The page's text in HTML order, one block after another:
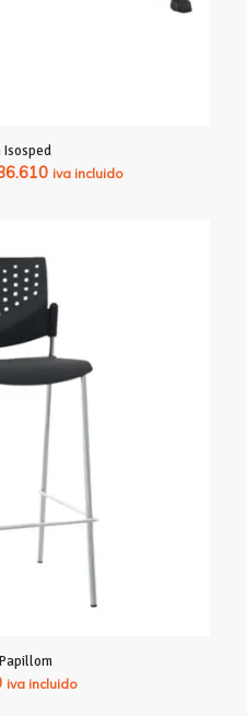
Isosped
Rango
$ 389.130
hasta
$ 736.610
iva incluido
iva incluido